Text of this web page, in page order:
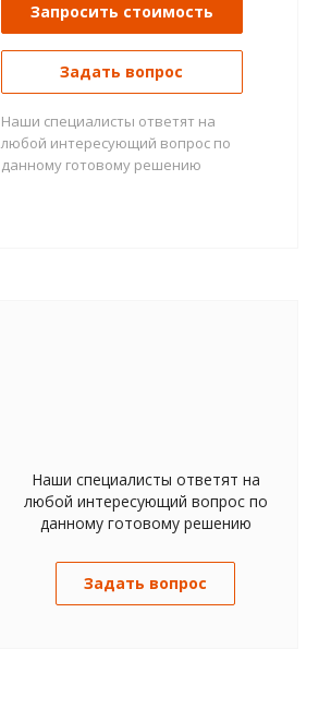
Запросить стоимость
Задать вопрос
Наши специалисты ответят на
любой интересующий вопрос по
данному готовому решению
Наши специалисты ответят на
любой интересующий вопрос по
данному готовому решению
Задать вопрос